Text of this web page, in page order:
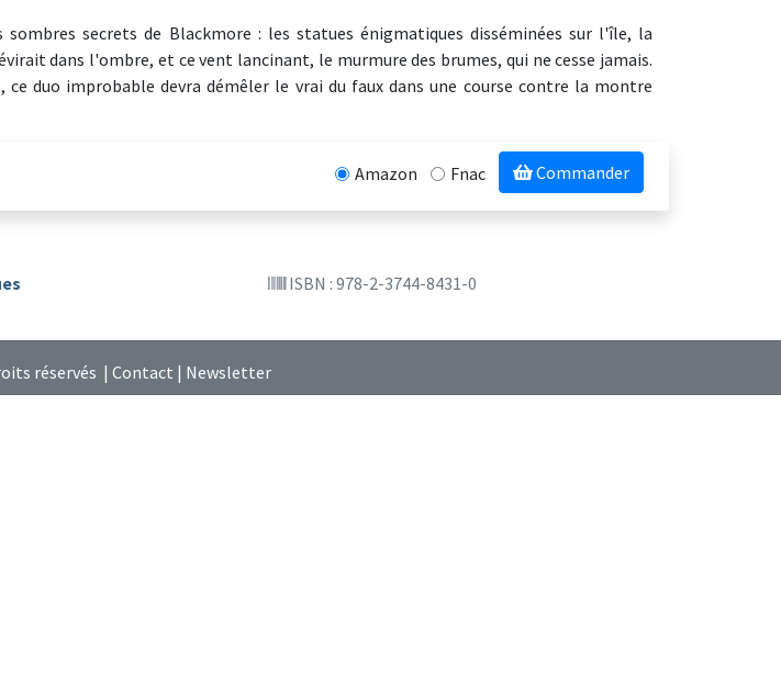
secrets de Blackmore : les statues énigmatiques disséminées sur l'île, la
dans l'ombre, et ce vent lancinant, le murmure des brumes, qui ne cesse jamais.
ce duo improbable devra démêler le vrai du faux dans une course contre la montre
Amazon Fnac Commander
ISBN : 978-2-3744-8431-0
réservés | Contact | Newsletter